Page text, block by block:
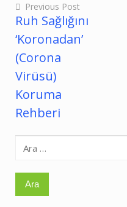
Yazı
gezinmesi
Previous Post
Ruh Sağlığını
‘Koronadan’
(Corona
Virüsü)
Koruma
Rehberi
Arama: